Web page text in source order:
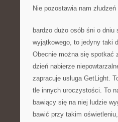
Nie pozostawia nam
bardzo dużo osób śni o
wyjątkowego, to jedyny taki
Obecnie można się spotkać
dzień nabierze
zapracuje usługa GetLight.
tle innych uroczystości. To
bawiący się na niej ludzie
bawić przy takim